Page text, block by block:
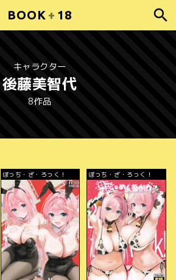
BOOK + 18
キャラクター
後藤美智代
8作品
ぼっち・ざ・ろっく！ ぼっち・ざ・ろっく！